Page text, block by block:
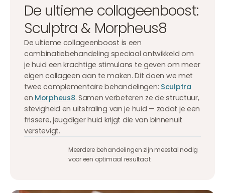
De ultieme collageenboost:
Sculptra & Morpheus8
De ultieme collageenboost is een
combinatiebehandeling speciaal ontwikkeld om
je huid een krachtige stimulans te geven om meer
eigen collageen aan te maken. Dit doen we met
twee complementaire behandelingen: Sculptra
en Morpheus8. Samen verbeteren ze de structuur,
stevigheid en uitstraling van je huid — zodat je een
frissere, jeugdiger huid krijgt die van binnenuit
verstevigt.
Meerdere behandelingen zijn meestal nodig
voor een optimaal resultaat